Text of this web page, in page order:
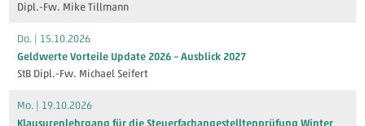
Dipl.-Fw. Mike Tillmann
Do. | 15.10.2026
Geldwerte Vorteile Update 2026 – Ausblick 2027
StB Dipl.-Fw. Michael Seifert
Mo. | 19.10.2026
Klausurenlehrgang für die Steuerfachangestelltenprüfung Winter